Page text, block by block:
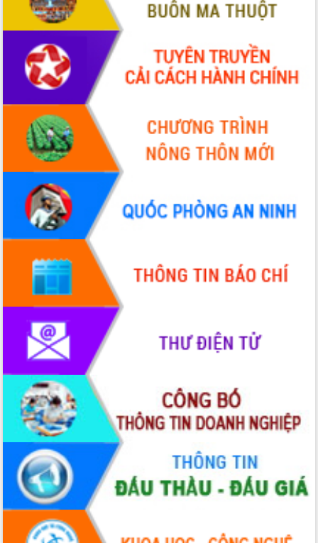
Đắk Lắk đẩy mạnh nuôi biển công
nghệ, hướng tới phát triển thủy sản
Tập huấn nâng cao năng lực triển khai
chuyển đổi số cho cán bộ, công chức
cấp xã
Đắk Lắk phát động hưởng ứng Ngày
Quyền của người tiêu dùng Việt Nam
2026
Đẩy mạnh cải cách hành chính, quyết
tâm đạt được mục tiêu tăng trưởng
hai con số trong năm 2026
Tổ chức trang trọng Lễ hội Đền thờ
Lương Văn Chánh năm 2026
Phó Bí thư Tỉnh ủy Đắk Lắk Đỗ Hữu
Huy giữ chức Bí thư Đảng ủy Ủy Ban
Bệnh án điện tử thúc đẩy chuyển đổi
số y tế tại Đắk Lắk
Chuyển đổi số thư viện: Mở rộng
không gian tri thức trong thời đại số
Đánh giá, rút kinh nghiệm công tác tổ
chức diễn tập trước ngày bầu cử
Chương trình “Gặp gỡ hữu nghị –
Friendship Meeting New Year 2026”
Bầu cử Quốc hội và HĐND: Cử tri Đắk
Lắk gửi gắm niềm tin, kỳ vọng vào lá
phiếu
Đắk Lắk sẵn sàng các điều kiện cho
Ngày hội bầu cử đại biểu Quốc hội
khóa XVI và HĐND các cấp nhiệm kỳ
2026-2031
Đảm bảo cuộc bầu cử đại biểu Quốc
hội và đại biểu HĐND các cấp diễn ra
an toàn, hiệu quả, đúng quy định